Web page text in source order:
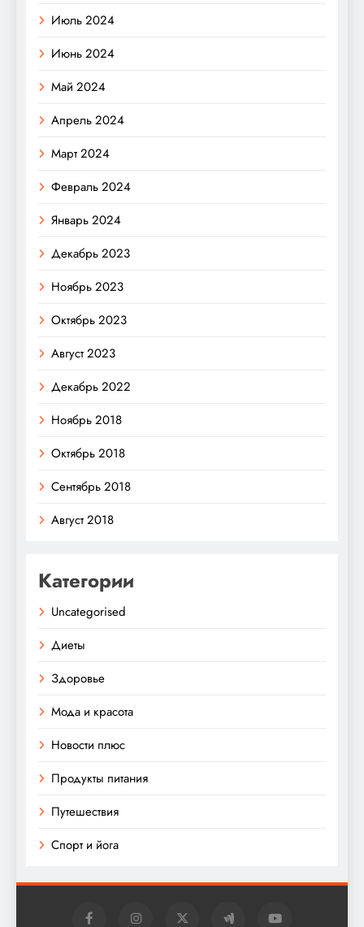
Июль 2024
Июнь 2024
Май 2024
Апрель 2024
Март 2024
Февраль 2024
Январь 2024
Декабрь 2023
Ноябрь 2023
Октябрь 2023
Август 2023
Декабрь 2022
Ноябрь 2018
Октябрь 2018
Сентябрь 2018
Август 2018
Категории
Uncategorised
Диеты
Здоровье
Мода и красота
Новости плюс
Продукты питания
Путешествия
Спорт и йога